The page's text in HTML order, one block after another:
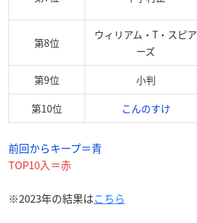
第8位
ウィリアム・T・スピア
ーズ
第9位 小判
第10位 こんのすけ
前回からキープ＝青
TOP10入＝赤
※2023年の結果はこちら